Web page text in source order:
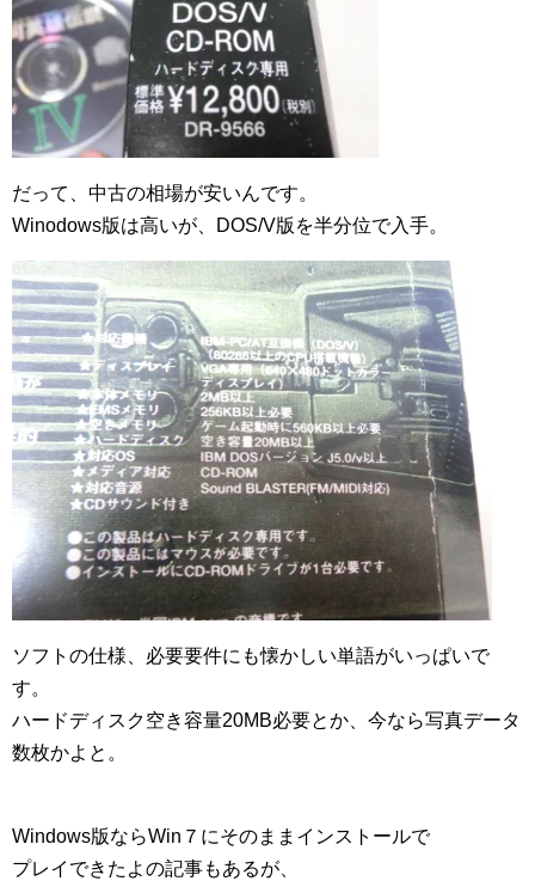
だって、中古の相場が安いんです。
Winodows版は高いが、DOS/V版を半分位で入手。
ソフトの仕様、必要要件にも懐かしい単語がいっぱいで
す。
ハードディスク空き容量20MB必要とか、今なら写真データ
数枚かよと。
Windows版ならWin７にそのままインストールで
プレイできたよの記事もあるが、